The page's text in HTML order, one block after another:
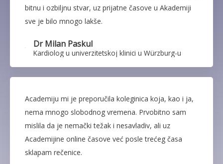
bitnu i ozbiljnu stvar, uz prijatne časove u Akademiji
sve je bilo mnogo lakše.
Dr Milan Paskul
Kardiolog u univerzitetskoj klinici u Würzburg-u
Academiju mi je preporučila koleginica koja, kao i ja,
nema mnogo slobodnog vremena. Prvobitno sam
mislila da je nemački težak i nesavladiv, ali uz
Academijine online časove već posle trećeg časa
sklapam rečenice.